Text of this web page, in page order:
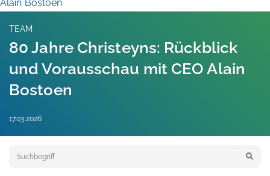
TEAM
80 Jahre Christeyns: Rückblick
und Vorausschau mit CEO Alain
Bostoen
17.03.2026
Keyword search